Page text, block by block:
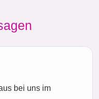
bei uns im